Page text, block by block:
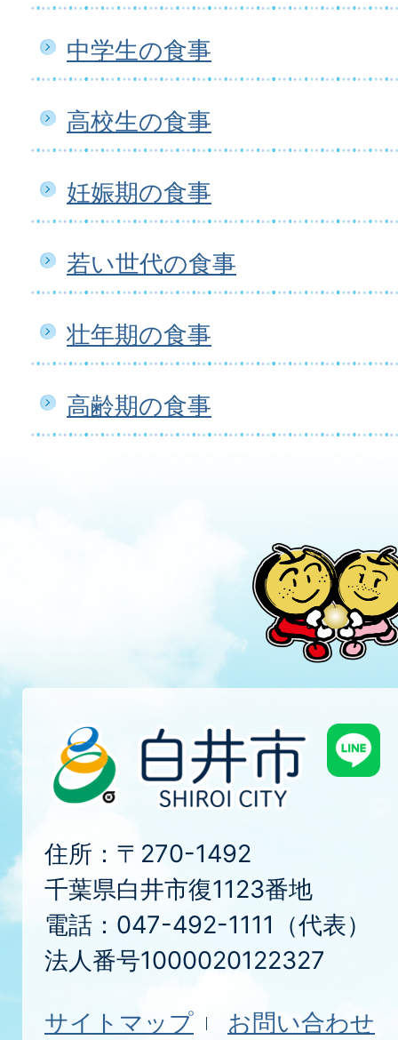
中学生の食事
高校生の食事
妊娠期の食事
若い世代の食事
壮年期の食事
高齢期の食事
住所：〒270-1492
千葉県白井市復1123番地
電話：047-492-1111（代表）
法人番号1000020122327
サイトマップ お問い合わせ